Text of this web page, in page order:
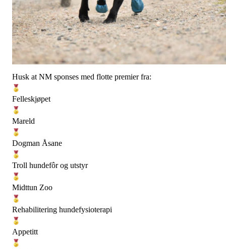
Husk at NM sponses med flotte premier fra:
Felleskjøpet
Mareld
Dogman Åsane
Troll hundefôr og utstyr
Midttun Zoo
Rehabilitering hundefysioterapi
Appetitt